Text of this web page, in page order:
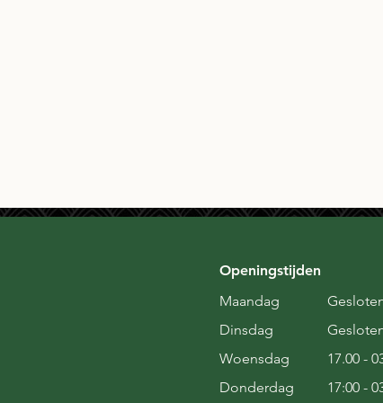
Openingstijden
Maandag
Dinsdag
Woensdag
Donderdag
17.00 -
17:00 -